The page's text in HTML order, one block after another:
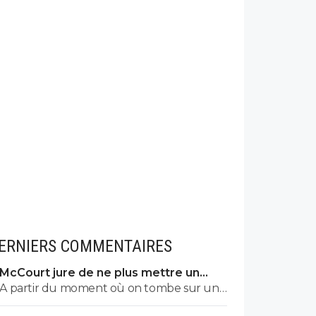
COMMENTAIRES
McCourt jure de ne plus mettre un
euro à l’OM
A partir du moment où on tombe sur un
commentaire de Raymonde on sait qu'on